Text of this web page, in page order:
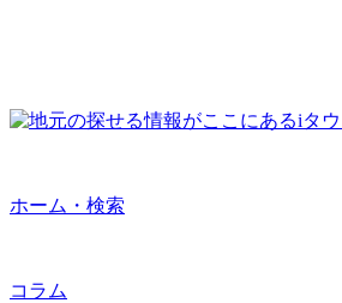
ホーム・検索
コラム